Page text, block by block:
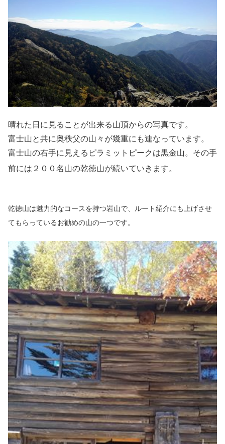
晴れた日に見ることが出来る山頂からの写真です。
富士山と共に奥秩父の山々が幾重にも連なっています。
富士山の右手に見えるピラミットピークは黒金山。その手
前には２００名山の乾徳山が続いていきます。
乾徳山は魅力的なコースを持つ岩山で、ルート紹介にも上げさせ
てもらっているお勧めの山の一つです。